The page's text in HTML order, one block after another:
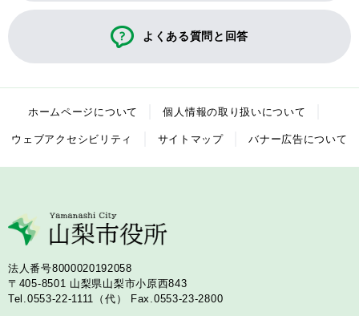
よくある質問と回答
ホームページについて 個人情報の取り扱いについて
ウェブアクセシビリティ サイトマップ バナー広告について
法人番号8000020192058
〒405-8501 山梨県山梨市小原西843
Tel.0553-22-1111（代）
Fax.0553-23-2800